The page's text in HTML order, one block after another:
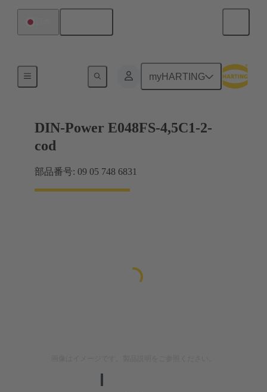
myHARTING
マザーボード ツー ドーターカード接続
DIN-Power E048FS-4,5C1-2-
cod
部品番号: 09 05 748 6831